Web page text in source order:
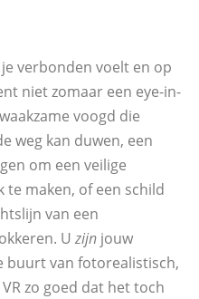
verbonden voelt en op
niet zomaar een eye-in-
voogd die
weg kan duwen, een
om een ​​veilige
maken, of een schild
van een
U zijn jouw
buurt van fotorealistisch,
zo goed dat het toch